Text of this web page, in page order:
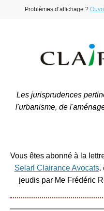
Problèmes d’affichage ?
Les jurisprudences
l'urbanisme, de
Vous êtes abonné à la
Selarl Clairance Avocats.
jeudis par Me Frédéric